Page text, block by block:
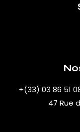
+(33) 03 86 51
47 Rue